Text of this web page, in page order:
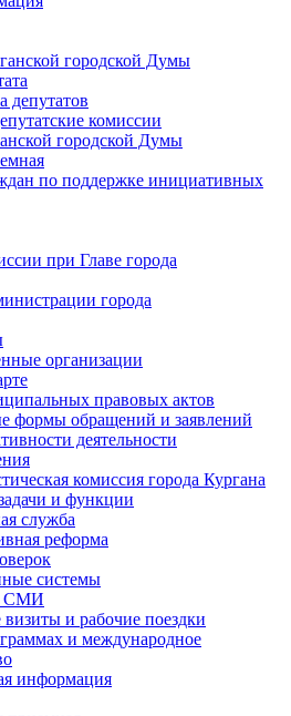
городской Думы
депутатов
комиссии
городской Думы
по поддержке инициативных
при Главе города
города
организации
правовых актов
формы обращений и заявлений
деятельности
комиссия города Кургана
и функции
служба
реформа
системы
СМИ
и рабочие поездки
и международное
информация